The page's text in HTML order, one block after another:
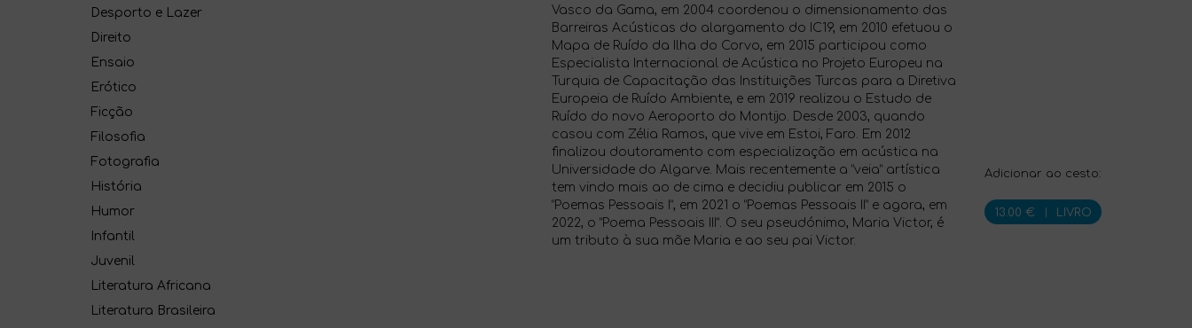
Desporto e Lazer
Direito
Ensaio
Erótico
Ficção
Filosofia
Fotografia
História
Humor
Infantil
Juvenil
Literatura Africana
Literatura Brasileira
Vasco da Gama, em 2004 coordenou o dimensionamento das
Barreiras Acústicas do alargamento do IC19, em 2010 efetuou o
Mapa de Ruído da Ilha do Corvo, em 2015 participou como
Especialista Internacional de Acústica no Projeto Europeu na
Turquia de Capacitação das Instituições Turcas para a Diretiva
Europeia de Ruído Ambiente, e em 2019 realizou o Estudo de
Ruído do novo Aeroporto do Montijo. Desde 2003, quando
casou com Zélia Ramos, que vive em Estoi, Faro. Em 2012
finalizou doutoramento com especialização em acústica na
Universidade do Algarve. Mais recentemente a “veia” artística
tem vindo mais ao de cima e decidiu publicar em 2015 o
“Poemas Pessoais I”, em 2021 o “Poemas Pessoais II” e agora, em
2022, o “Poema Pessoais III”. O seu pseudónimo, Maria Victor, é
um tributo à sua mãe Maria e ao seu pai Victor.
Adicionar ao cesto:
13.00 € LIVRO